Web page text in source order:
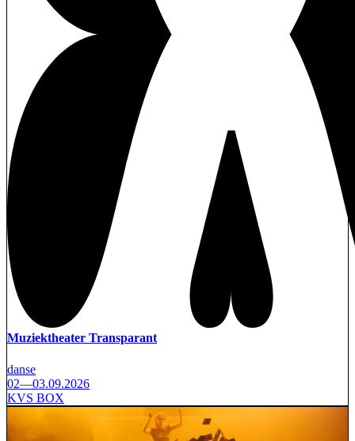
Muziektheater Transparant
danse
02—03.09.2026
KVS BOX